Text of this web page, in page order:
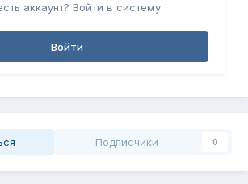
аккаунт? Войти в систему.
Войти
Подписчики 0